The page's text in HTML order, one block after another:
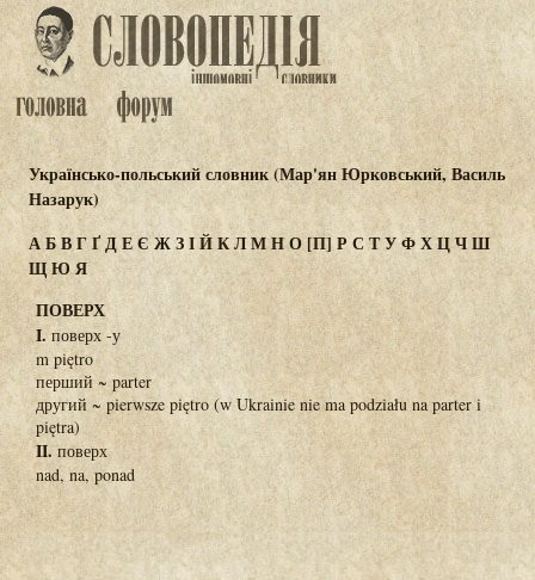
Українсько-польський словник (Мар'ян Юрковський, Василь
Назарук)
АБВГҐДЕЄЖЗІЙКЛМНО[П] Р С ТУФХЦЧШ
ЩЮЯ
ПОВЕРХ
I. поверх -у
m piętro
перший ~ parter
другий ~ pierwsze piętro (w Ukrainie nie ma podziału na parter i
piętra)
II. поверх
nad, na, ponad